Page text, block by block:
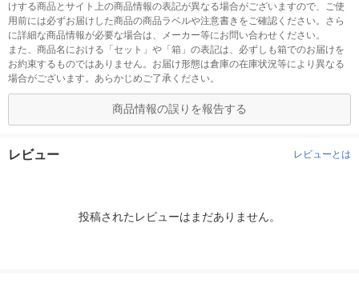
けする商品とサイト上の商品情報の表記が異なる場合がございますので、ご使
用前には必ずお届けした商品の商品ラベルや注意書きをご確認ください。さら
に詳細な商品情報が必要な場合は、メーカー等にお問い合わせください。
また、商品名における「セット」や「箱」の表記は、必ずしも箱でのお届けを
お約束するものではありません。お届け形態は倉庫の在庫状況等により異なる
場合がございます。あらかじめご了承ください。
商品情報の誤りを報告する
レビュー レビューとは
投稿されたレビューはまだありません。